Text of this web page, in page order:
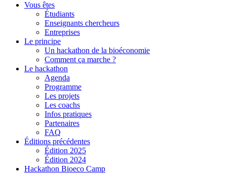
Vous êtes
Étudiants
Enseignants chercheurs
Entreprises
Le principe
Un hackathon de la bioéconomie
Comment ça marche ?
Le hackathon
Agenda
Programme
Les projets
Les coachs
Infos pratiques
Partenaires
FAQ
Éditions précédentes
Édition 2025
Édition 2024
Hackathon Bioeco Camp